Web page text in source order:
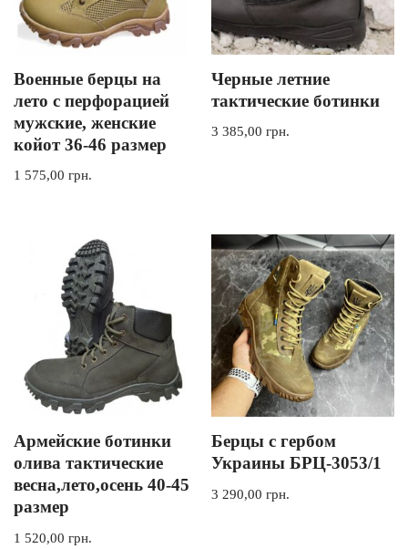
Военные берцы на
лето с перфорацией
мужские, женские
койот 36-46 размер
1 575,00 грн.
Черные летние
тактические ботинки
3 385,00грн.
Армейские ботинки
олива тактические
весна,лето,осень 40-45
размер
1 520,00 грн.
Берцы с гербом
Украины БРЦ-3053/1
3 290,00грн.